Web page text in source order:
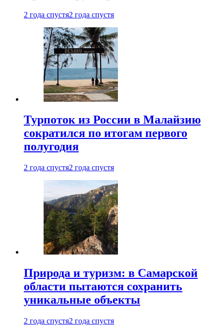
2 года спустя2 года спустя
Турпоток из России в Малайзию
сократился по итогам первого
полугодия
2 года спустя2 года спустя
Природа и туризм: в Самарской
области пытаются сохранить
уникальные объекты
2 года спустя2 года спустя